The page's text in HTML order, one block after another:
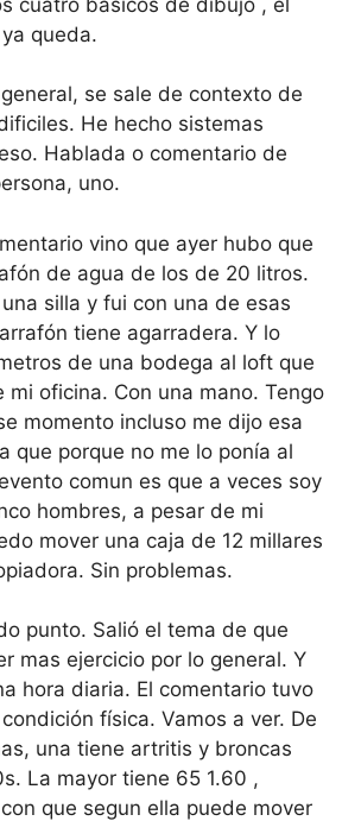
queda.
se sale de contexto de
He hecho sistemas
Hablada o comentario de
uno.
vino que ayer hubo que
de agua de los de 20 litros.
silla y fui con una de esas
tiene agarradera. Y lo
de una bodega al loft que
mi oficina. Con una mano. Tengo
momento incluso me dijo esa
que porque no me lo ponía al
comun es que a veces soy
hombres, a pesar de mi
mover una caja de 12 millares
Sin problemas.
punto. Salió el tema de que
mas ejercicio por lo general. Y
hora diaria. El comentario tuvo
física. Vamos a ver. De
una tiene artritis y broncas
La mayor tiene 65 1.60 ,
que segun ella puede mover